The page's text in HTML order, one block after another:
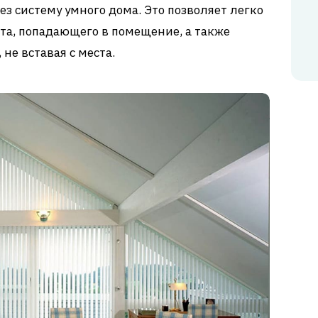
систему умного дома. Это позволяет легко
попадающего в помещение, а также
вставая с места.